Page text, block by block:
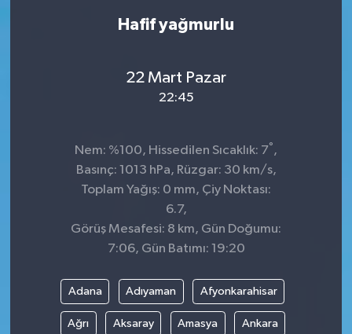
Hafif yağmurlu
22 Mart Pazar
22:45
Nem: %100, Hissedilen Sıcaklık: 7° ,
Basınç: 1013 hPa, Rüzgar: 30 km/s,
Toplam Yağış: 0 mm, Çiy Noktası:
6.7,
Görüş Mesafesi: 8 km, Gün Doğumu:
7:06, Gün Batımı: 19:20
Adana Adıyaman Afyonkarahisar
Ağrı Aksaray Amasya Ankara